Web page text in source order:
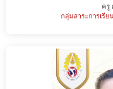
ครู
กลุ่มสาระการเรีย